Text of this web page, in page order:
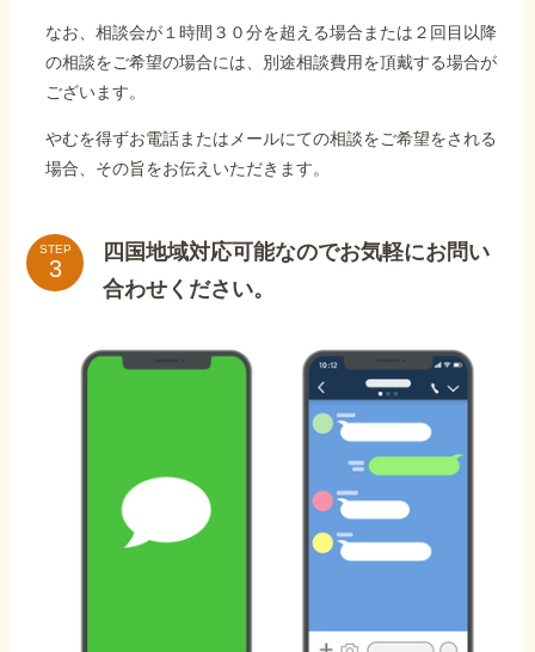
なお、相談会が１時間３０分を超える場合または２回目以降
の相談をご希望の場合には、別途相談費用を頂戴する場合が
ございます。
やむを得ずお電話またはメールにての相談をご希望をされる
場合、その旨をお伝えいただきます。
STEP
四国地域対応可能なのでお気軽にお問い
合わせください。